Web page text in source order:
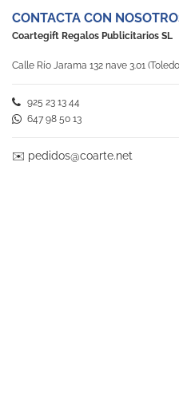
CONTACTA CON
Coartegift Regalos Publicitarios SL
Calle Río Jarama 132 nave 3.01
925 23 13 44
647 98 50 13
✉️ pedidos@coarte.net